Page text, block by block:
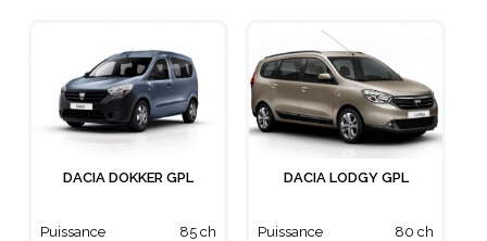
DACIA DOKKER GPL
Puissance 85 ch
DACIA LODGY GPL
Puissance 80 ch